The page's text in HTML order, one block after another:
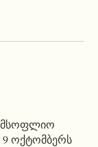
მსოფლიო
9 ოქტომბერს